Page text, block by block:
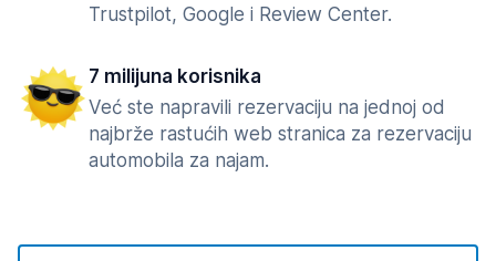
Trustpilot, Google i Review Center.
7 milijuna korisnika
Već ste napravili rezervaciju na jednoj od
najbrže rastućih web stranica za rezervaciju
automobila za najam.